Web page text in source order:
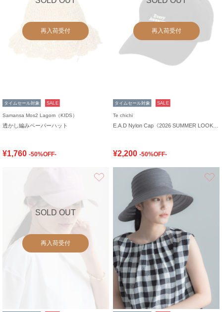
再入荷受付
タイムセール対象 SALE
Samansa Mos2 Lagom（KIDS）
透かし編みペーパーハット
¥1,760 -50%OFF-
再入荷受付
タイムセール対象 SALE
Te chichi
¥2,200 -50%OFF-
SOLD OUT
再入荷受付
お気に入り